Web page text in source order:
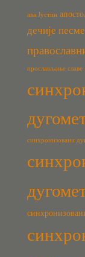
ава Јустин
дечије песме
прослављање славе
синхронизовани